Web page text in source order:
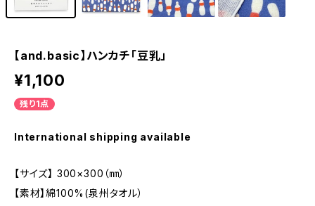
【and.basic】ハンカチ「豆乳」
¥1,100
残り1点
International shipping available
【サイズ】 300×300（㎜）
【素材】綿100%(泉州タオル）